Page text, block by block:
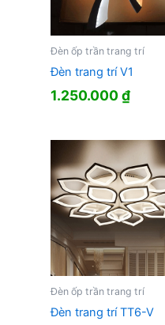
Đèn ốp trần trang trí
Đèn trang trí V1
1.250.000₫
Đèn ốp trần trang trí
Đèn trang trí TT6-V